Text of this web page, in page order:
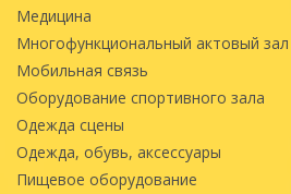
Медицина
Многофункциональный актовый зал
Мобильная связь
Оборудование спортивного зала
Одежда сцены
Одежда, обувь, аксессуары
Пищевое оборудование